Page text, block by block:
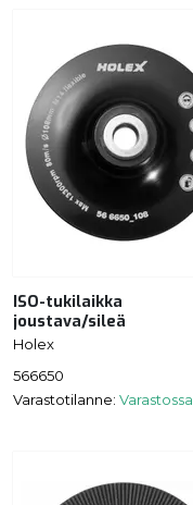
ISO-tukilaikka
joustava/sileä
Holex
566650
Varastotilanne: Varastossa